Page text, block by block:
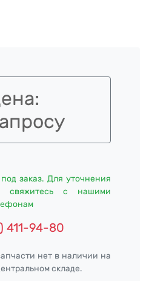
заказ. Для уточнения
свяжитесь с нашими
411-94-80
нет в наличии на
складе.